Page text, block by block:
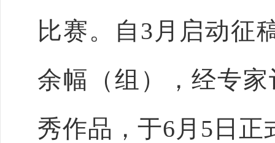
比赛。自3月启动征
余幅（组），经专
秀作品，于6月5日正